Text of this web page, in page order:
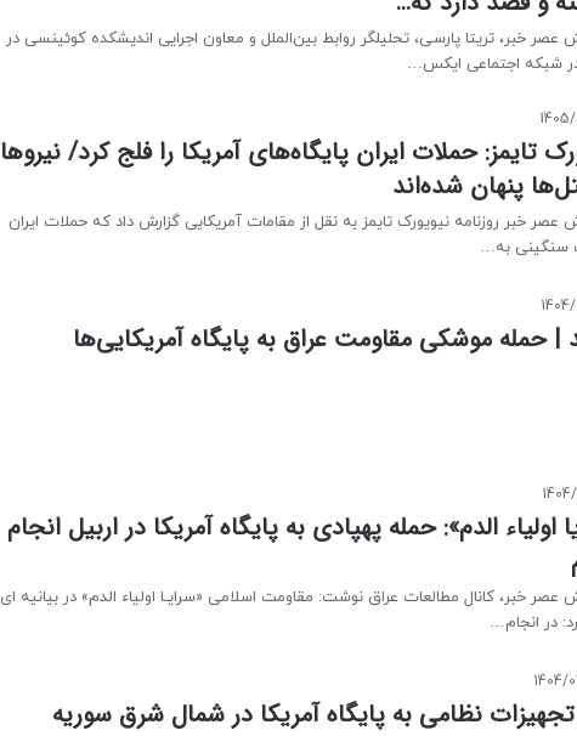
عصر خبر، تریتا پارسی، تحلیلگر روابط بین‌الملل و معاون اجرایی اندیشکده کوئینسی در
شبکه اجتماعی ایکس…
تایمز: حملات ایران پایگاه‌های آمریکا را فلج کرد/ نیروها
پنهان شده‌اند
عصر خبر روزنامه نیویورک تایمز به نقل از مقامات آمریکایی گزارش داد که حملات ایران
سنگینی به…
| حمله موشکی مقاومت عراق به پایگاه آمریکایی‌ها
اولیاء الدم»: حمله پهپادی به پایگاه آمریکا در اربیل انجام
عصر خبر، کانال مطالعات عراق نوشت: مقاومت اسلامی «سرایـا اولیاء الدم» در بیانیه ای
در انجام…
1404/
نظامی به پایگاه آمریکا در شمال شرق سوریه